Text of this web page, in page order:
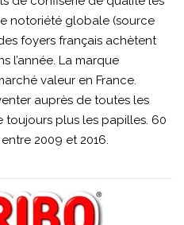
notoriété globale (source
foyers français achètent
l’année. La marque
valeur en France.
auprès de toutes les
plus les papilles. 60
2009 et 2016.